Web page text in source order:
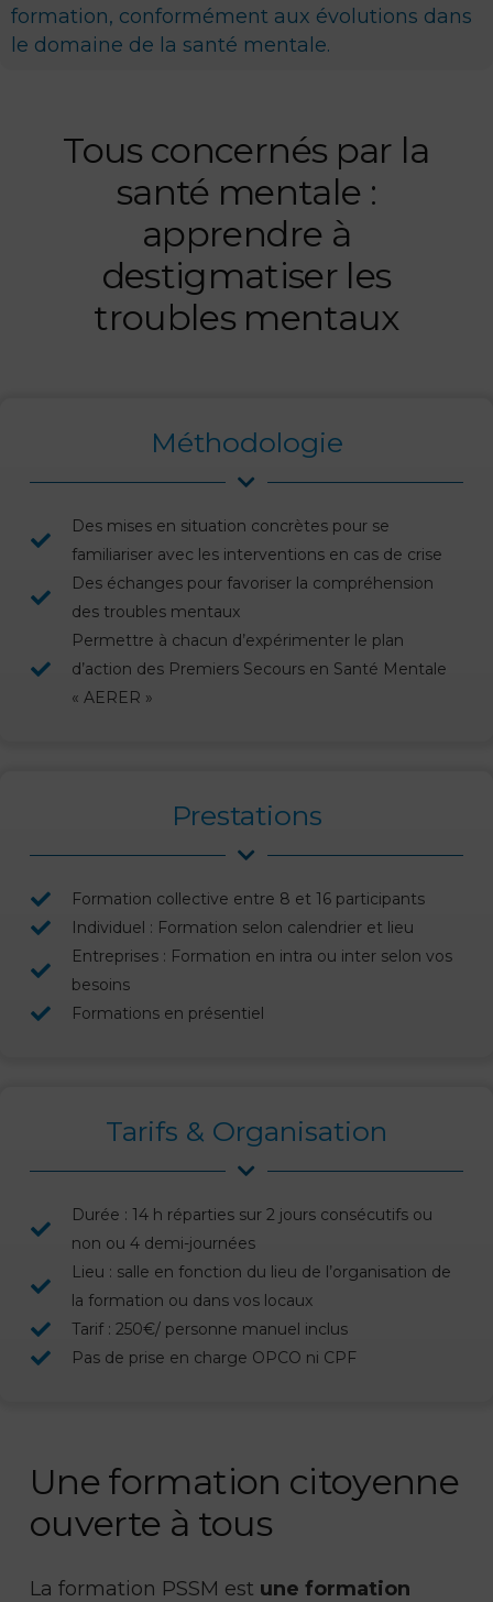
formation, conformément aux évolutions dans
le domaine de la santé mentale.
Tous concernés par la
santé mentale :
apprendre à
destigmatiser les
troubles mentaux
Méthodologie
Des mises en situation concrètes pour se
familiariser avec les interventions en cas de crise
Des échanges pour favoriser la compréhension
des troubles mentaux
Permettre à chacun d’expérimenter le plan
d’action des Premiers Secours en Santé Mentale
« AERER »
Prestations
Formation collective entre 8 et 16 participants
Individuel : Formation selon calendrier et lieu
Entreprises : Formation en intra ou inter selon vos
besoins
Formations en présentiel
Tarifs & Organisation
Durée : 14 h réparties sur 2 jours consécutifs ou
non ou 4 demi-journées
Lieu : salle en fonction du lieu de l’organisation de
la formation ou dans vos locaux
Tarif : 250€/ personne manuel inclus
Pas de prise en charge OPCO ni CPF
Une formation citoyenne
ouverte à tous
La formation PSSM est une formation